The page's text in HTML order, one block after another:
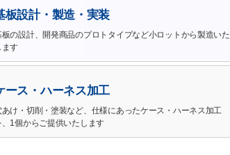
板設計・製造・実装
板の設計、開発商品のプロトタイプなど小ロットから製造いた
ます
ース・ハーネス加工
あけ・切削・塗装など、仕様にあったケース・ハーネス加工
、1個からご提供いたします